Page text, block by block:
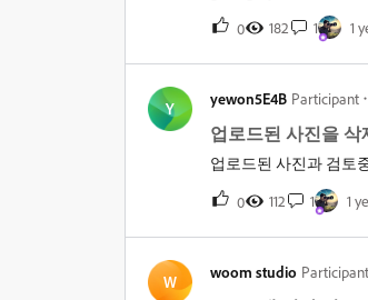
images in JPG format
PNGs, but the rejection
illustrations to Adobe
0 182 1 1
Y
yewon5E4B Participant
업로드된 사진을 삭
업로드된 사진과 검토
0 112 1 1
W
woom studio Participant